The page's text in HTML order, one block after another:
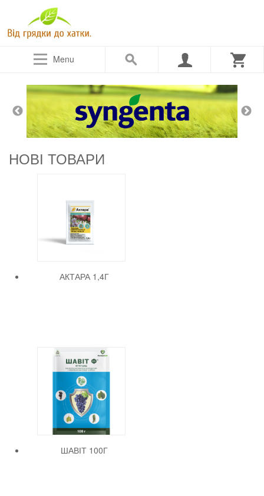
Menu
НОВІ ТОВАРИ
АКТАРА 1,4Г
ШАВІТ 100Г